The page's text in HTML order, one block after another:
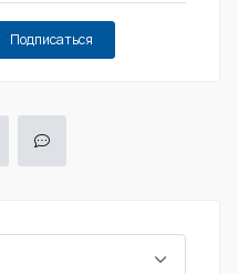
Подписаться